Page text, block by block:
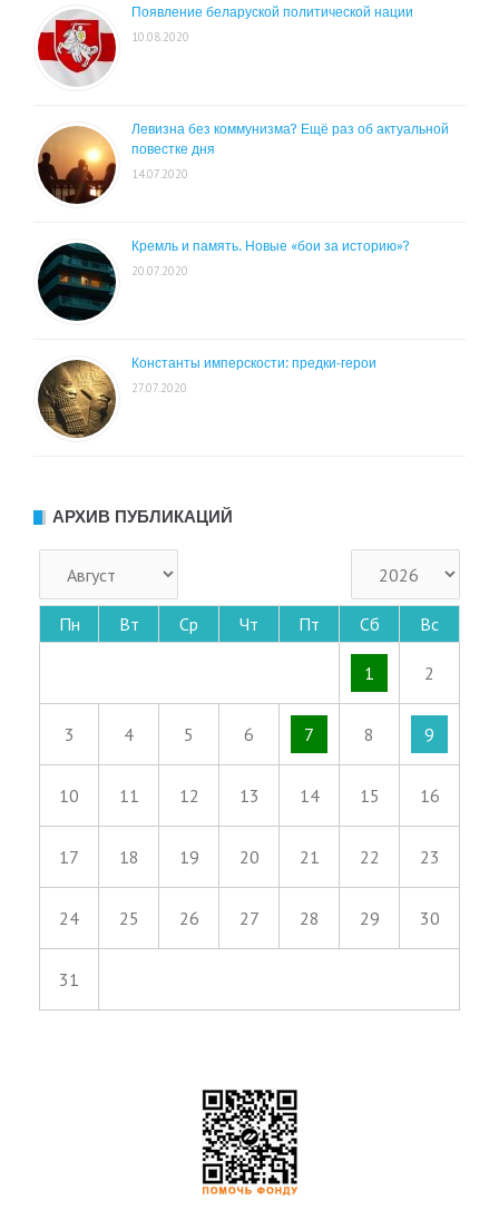
Появление беларуской политической нации
10.08.2020
Левизна без коммунизма? Ещё раз об актуальной
повестке дня
14.07.2020
Кремль и память. Новые «бои за историю»?
20.07.2020
Константы имперскости: предки-герои
27.07.2020
АРХИВ ПУБЛИКАЦИЙ
Пн Вт Ср Чт Пт Сб Вс
1 2
3 4 5 6 7 8 9
10 11 12 13 14 15 16
17 18 19 20 21 22 23
24 25 26 27 28 29 30
31